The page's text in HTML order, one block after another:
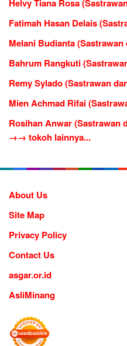
Helvy Tiana Rosa
Fatimah Hasan Delais
Melani Budianta (Sastrawan
Bahrum Rangkuti
Remy Sylado (Sastrawan
Mien Achmad Rifai
Rosihan Anwar (Sastrawan
→→ tokoh lainnya...
About Us
Site Map
Privacy Policy
Contact Us
asgar.or.id
AsliMinang